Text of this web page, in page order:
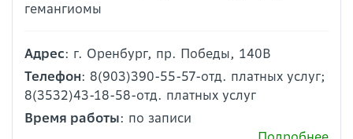
гемангиомы
Адрес: г. Оренбург, пр. Победы, 140В
Телефон: 8(903)390-55-57-отд. платных услуг;
8(3532)43-18-58-отд. платных услуг
Время работы: по записи